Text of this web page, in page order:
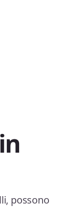
possono